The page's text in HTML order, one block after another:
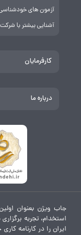
آزمون های
آشنایی بیشتر با
کارفرمایان
درباره ما
جاب ویژن بعنوان
استخدام، تجربه
ایران را در کارنامه